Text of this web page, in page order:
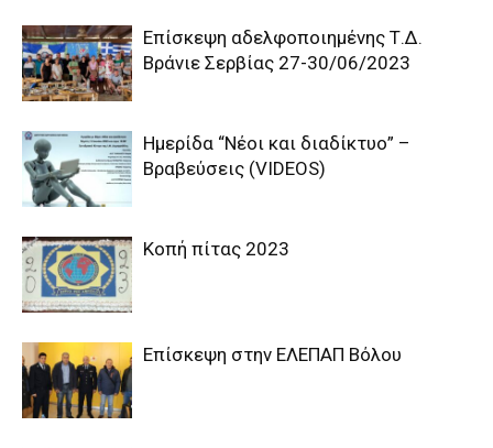
Επίσκεψη αδελφοποιημένης Τ.Δ.
Βράνιε Σερβίας 27-30/06/2023
Ημερίδα “Νέοι και διαδίκτυο” –
Βραβεύσεις (VIDEOS)
Κοπή πίτας 2023
Επίσκεψη στην ΕΛΕΠΑΠ Βόλου